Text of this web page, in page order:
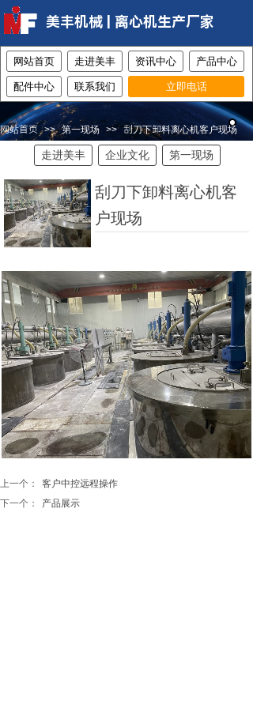
网站首页 走进美丰 资讯中心 产品中心
配件中心 联系我们 立即电话
美丰机械 | 离心机生产厂家
网站首页 >> 第一现场 >> 刮刀下卸料离心机客户现场
走进美丰 企业文化 第一现场
刮刀下卸料离心机客
户现场
上一个：
客户中控远程操作
下一个：
产品展示